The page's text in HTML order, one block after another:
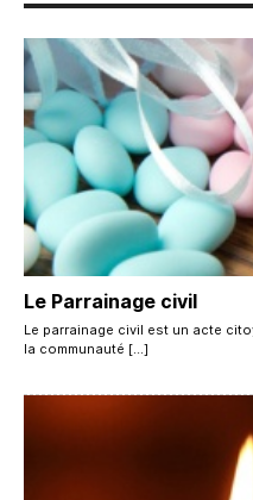
Le Parrainage civil
Le parrainage civil est un acte
la communauté […]